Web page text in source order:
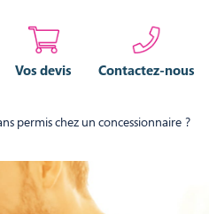
Vos devis Contactez-nous
permis chez un concessionnaire ?